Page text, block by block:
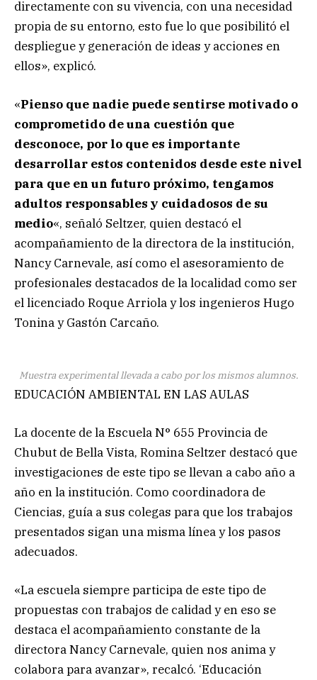
directamente con su vivencia, con una necesidad
propia de su entorno, esto fue lo que posibilitó el
despliegue y generación de ideas y acciones en
ellos», explicó.
«Pienso que nadie puede sentirse motivado o
comprometido de una cuestión que
desconoce, por lo que es importante
desarrollar estos contenidos desde este nivel
para que en un futuro próximo, tengamos
adultos responsables y cuidadosos de su
medio«, señaló Seltzer, quien destacó el
acompañamiento de la directora de la institución,
Nancy Carnevale, así como el asesoramiento de
profesionales destacados de la localidad como ser
el licenciado Roque Arriola y los ingenieros Hugo
Tonina y Gastón Carcaño.
Muestra experimental llevada a cabo por los mismos alumnos.
EDUCACIÓN AMBIENTAL EN LAS AULAS
La docente de la Escuela N° 655 Provincia de
Chubut de Bella Vista, Romina Seltzer destacó que
investigaciones de este tipo se llevan a cabo año a
año en la institución. Como coordinadora de
Ciencias, guía a sus colegas para que los trabajos
presentados sigan una misma línea y los pasos
adecuados.
«La escuela siempre participa de este tipo de
propuestas con trabajos de calidad y en eso se
destaca el acompañamiento constante de la
directora Nancy Carnevale, quien nos anima y
colabora para avanzar», recalcó. ‘Educación